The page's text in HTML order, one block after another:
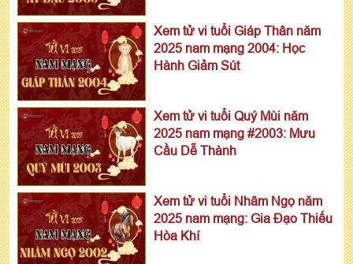
Xem tử vi tuổi Giáp Thân năm
2025 nam mạng 2004: Học
Hành Giảm Sút
Xem tử vi tuổi Quý Mùi năm
2025 nam mạng #2003: Mưu
Cầu Dễ Thành
Xem tử vi tuổi Nhâm Ngọ năm
2025 nam mạng: Gia Đạo Thiếu
Hòa Khí